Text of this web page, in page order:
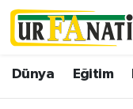
Dünya Eğitim
Trafik Durumu